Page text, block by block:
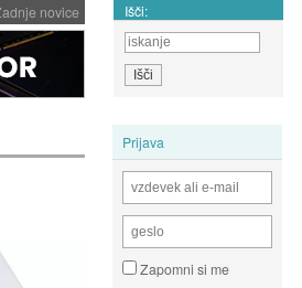
novice Išči:
Prijava
Zapomni si me